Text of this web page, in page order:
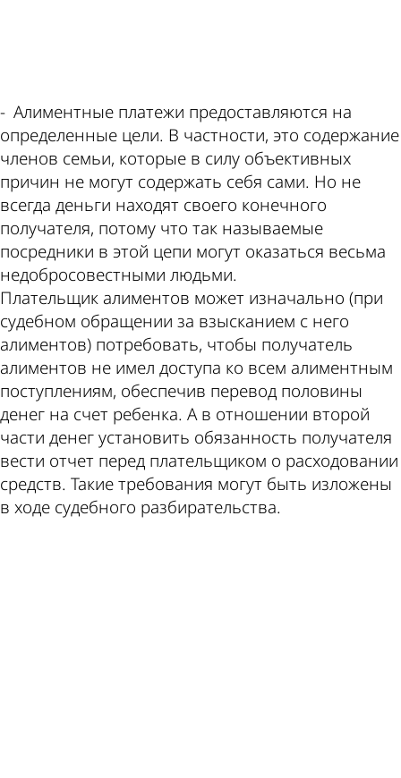
- Алиментные платежи предоставляются на
определенные цели. В частности, это содержание
членов семьи, которые в силу объективных
причин не могут содержать себя сами. Но не
всегда деньги находят своего конечного
получателя, потому что так называемые
посредники в этой цепи могут оказаться весьма
недобросовестными людьми.
Плательщик алиментов может изначально (при
судебном обращении за взысканием с него
алиментов) потребовать, чтобы получатель
алиментов не имел доступа ко всем алиментным
поступлениям, обеспечив перевод половины
денег на счет ребенка. А в отношении второй
части денег установить обязанность получателя
вести отчет перед плательщиком о расходовании
средств. Такие требования могут быть изложены
в ходе судебного разбирательства.
этой
теме
в
Пензе